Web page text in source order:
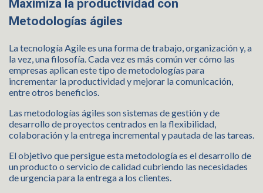
Maximiza la productividad con
Metodologías ágiles
La tecnología Agile es una forma de trabajo, organización y, a
la vez, una filosofía. Cada vez es más común ver cómo las
empresas aplican este tipo de metodologías para
incrementar la productividad y mejorar la comunicación,
entre otros beneficios.
Las metodologías ágiles son sistemas de gestión y de
desarrollo de proyectos centrados en la flexibilidad,
colaboración y la entrega incremental y pautada de las tareas.
El objetivo que persigue esta metodología es el desarrollo de
un producto o servicio de calidad cubriendo las necesidades
de urgencia para la entrega a los clientes.